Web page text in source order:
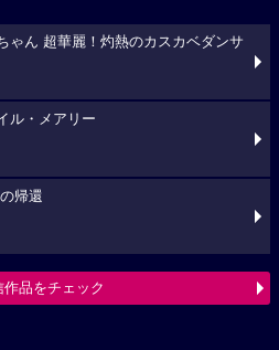
ゃん 超華麗！灼熱のカスカベダンサ
ル・メアリー
帰還
品をチェック